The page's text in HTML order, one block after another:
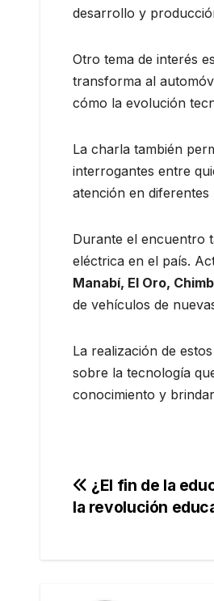
desarrollo y
Otro tema de interés
transforma al
cómo la evolución
La charla también
interrogantes entre
atención en diferentes
Durante el encuentro
eléctrica en el país.
Manabí, El Oro,
de vehículos de
La realización de
sobre la tecnología
conocimiento y
¿El fin de la
la revolución